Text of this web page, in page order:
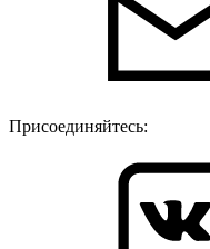
Присоединяйтесь: